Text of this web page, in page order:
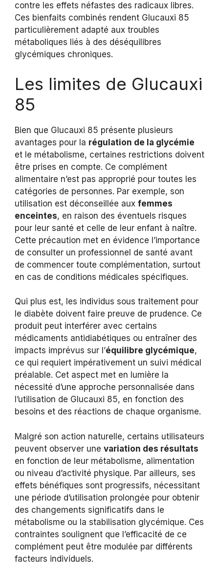
contre les effets néfastes des radicaux libres.
Ces bienfaits combinés rendent Glucauxi 85
particulièrement adapté aux troubles
métaboliques liés à des déséquilibres
glycémiques chroniques.
Les limites de Glucauxi
85
Bien que Glucauxi 85 présente plusieurs
avantages pour la régulation de la glycémie
et le métabolisme, certaines restrictions doivent
être prises en compte. Ce complément
alimentaire n’est pas approprié pour toutes les
catégories de personnes. Par exemple, son
utilisation est déconseillée aux femmes
enceintes, en raison des éventuels risques
pour leur santé et celle de leur enfant à naître.
Cette précaution met en évidence l’importance
de consulter un professionnel de santé avant
de commencer toute complémentation, surtout
en cas de conditions médicales spécifiques.
Qui plus est, les individus sous traitement pour
le diabète doivent faire preuve de prudence. Ce
produit peut interférer avec certains
médicaments antidiabétiques ou entraîner des
impacts imprévus sur l’équilibre glycémique,
ce qui requiert impérativement un suivi médical
préalable. Cet aspect met en lumière la
nécessité d’une approche personnalisée dans
l’utilisation de Glucauxi 85, en fonction des
besoins et des réactions de chaque organisme.
Malgré son action naturelle, certains utilisateurs
peuvent observer une variation des résultats
en fonction de leur métabolisme, alimentation
ou niveau d’activité physique. Par ailleurs, ses
effets bénéfiques sont progressifs, nécessitant
une période d’utilisation prolongée pour obtenir
des changements significatifs dans le
métabolisme ou la stabilisation glycémique. Ces
contraintes soulignent que l’efficacité de ce
complément peut être modulée par différents
facteurs individuels.